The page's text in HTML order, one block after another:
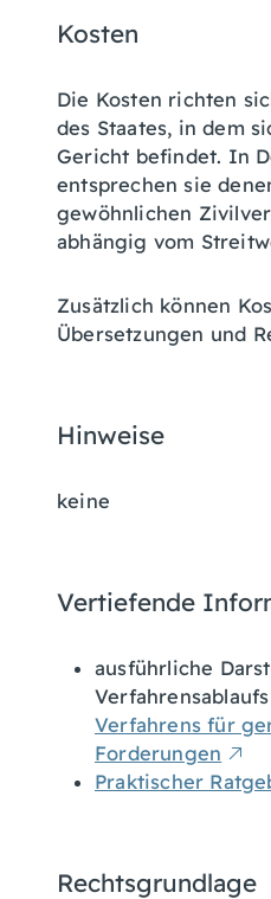
Kosten
Die Kosten richten
des Staates, in dem
Gericht befindet. In
entsprechen sie
gewöhnlichen
abhängig vom
Zusätzlich können
Übersetzungen und
Hinweise
keine
Vertiefende
ausführliche
Verfahrens für
Forderungen
Praktischer
Rechtsgrundlage